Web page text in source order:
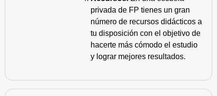
privada de FP tienes un gran
número de recursos didácticos a
tu disposición con el objetivo de
hacerte más cómodo el estudio
y lograr mejores resultados.